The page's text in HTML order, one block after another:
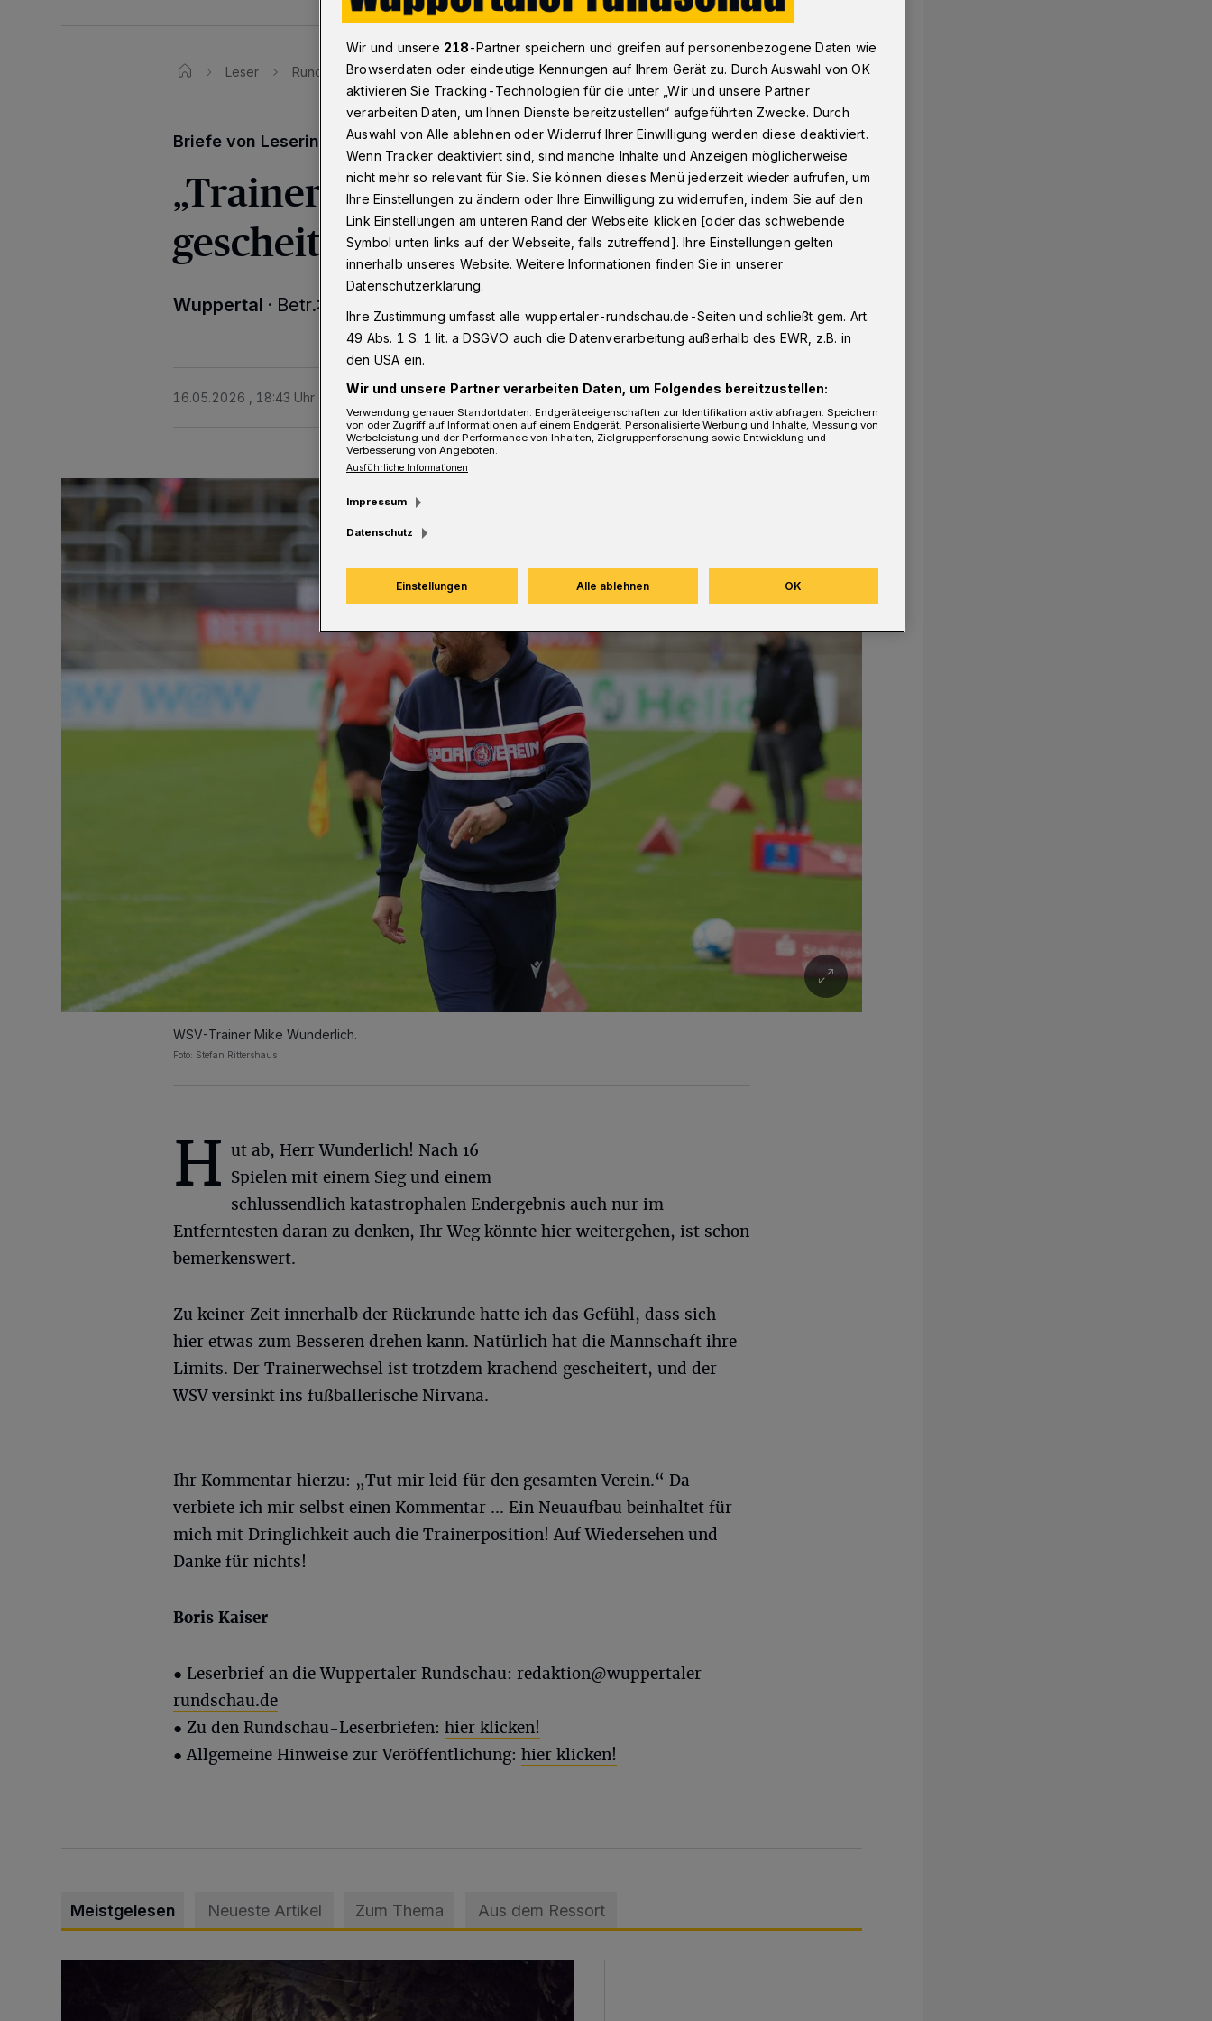
Leser Rundschau-Leserbrief zu WSV-Trainer Mike Wunderlich
Briefe von Leserinnen und Lesern
„Trainerwechsel ist krachend
gescheitert“
Wuppertal · Betr.: WSV-Trainer Mike Wunderlich
16.05.2026 , 18:43 Uhr Eine Minute Lesezeit
WSV-Trainer Mike Wunderlich.
Foto: Stefan Rittershaus
H ut ab, Herr Wunderlich! Nach 16
Spielen mit einem Sieg und einem
schlussendlich katastrophalen Endergebnis auch nur im
Entferntesten daran zu denken, Ihr Weg könnte hier weitergehen, ist schon
bemerkenswert.
Zu keiner Zeit innerhalb der Rückrunde hatte ich das Gefühl, dass sich
hier etwas zum Besseren drehen kann. Natürlich hat die Mannschaft ihre
Limits. Der Trainerwechsel ist trotzdem krachend gescheitert, und der
WSV versinkt ins fußballerische Nirvana.
Ihr Kommentar hierzu: „Tut mir leid für den gesamten Verein.“ Da
verbiete ich mir selbst einen Kommentar ... Ein Neuaufbau beinhaltet für
mich mit Dringlichkeit auch die Trainerposition! Auf Wiedersehen und
Danke für nichts!
Boris Kaiser
● Leserbrief an die Wuppertaler Rundschau: redaktion@wuppertaler-
rundschau.de
● Zu den Rundschau-Leserbriefen: hier klicken!
● Allgemeine Hinweise zur Veröffentlichung: hier klicken!
Meistgelesen Neueste Artikel Zum Thema Aus dem Ressort
Wir und unsere 218-Partner speichern und greifen auf personenbezogene Daten wie
Browserdaten oder eindeutige Kennungen auf Ihrem Gerät zu. Durch Auswahl von OK
aktivieren Sie Tracking-Technologien für die unter „Wir und unsere Partner
verarbeiten Daten, um Ihnen Dienste bereitzustellen“ aufgeführten Zwecke. Durch
Auswahl von Alle ablehnen oder Widerruf Ihrer Einwilligung werden diese deaktiviert.
Wenn Tracker deaktiviert sind, sind manche Inhalte und Anzeigen möglicherweise
nicht mehr so relevant für Sie. Sie können dieses Menü jederzeit wieder aufrufen, um
Ihre Einstellungen zu ändern oder Ihre Einwilligung zu widerrufen, indem Sie auf den
Link Einstellungen am unteren Rand der Webseite klicken [oder das schwebende
Symbol unten links auf der Webseite, falls zutreffend]. Ihre Einstellungen gelten
innerhalb unseres Website. Weitere Informationen finden Sie in unserer
Datenschutzerklärung.
Ihre Zustimmung umfasst alle wuppertaler-rundschau.de-Seiten und schließt gem. Art.
49 Abs. 1 S. 1 lit. a DSGVO auch die Datenverarbeitung außerhalb des EWR, z.B. in
den USA ein.
Wir und unsere Partner verarbeiten Daten, um Folgendes bereitzustellen:
Verwendung genauer Standortdaten. Endgeräteeigenschaften zur Identifikation aktiv abfragen. Speichern
von oder Zugriff auf Informationen auf einem Endgerät. Personalisierte Werbung und Inhalte, Messung von
Werbeleistung und der Performance von Inhalten, Zielgruppenforschung sowie Entwicklung und
Verbesserung von Angeboten.
Ausführliche Informationen
Impressum
Datenschutz
Einstellungen Alle ablehnen OK